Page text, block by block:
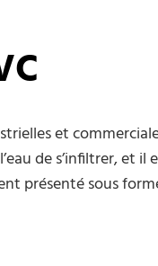
et
de s’infiltrer, et
présenté sous